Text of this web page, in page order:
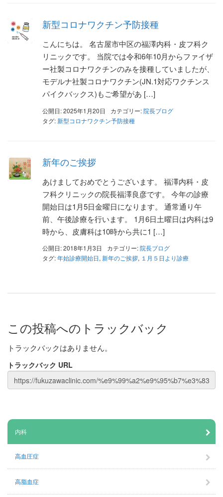
新型コロナワクチン予防接種
こんにちは。 名古屋市中区の福澤内科・皮フ科ク
リニックです。 当院では令和6年10月からファイザ
ー社製コロナワクチンのみを接種していましたが、
モデルナ社製コロナワクチン(JN.1対応ワクチンス
パイクバックス)もご希望があ […]
公開日: 2025年1月20日 カテゴリー:院長ブログ
タグ:新型コロナワクチン予防接種
新年のご挨拶
あけましておめでとうございます。 福澤内科・皮
フ科クリニックの院長福澤良彦です。 今年の診療
開始日は1月5日金曜日になります。 通常通り午
前、午後診療を行います。 1月6日土曜日は内科は9
時から、皮膚科は10時から共に1 […]
公開日: 2018年1月3日 カテゴリー:院長ブログ
タグ:年始診療開始日, 新年のご挨拶, １月５日より診療
この投稿へのトラックバック
トラックバックはありません。
トラックバック URL
内科
高血圧症
高脂血症